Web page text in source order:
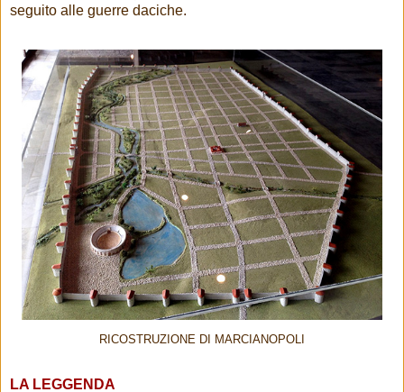
seguito alle guerre daciche.
RICOSTRUZIONE DI MARCIANOPOLI
LA LEGGENDA